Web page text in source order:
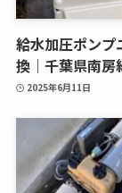
給水加圧ポンプ
換｜千葉県南房
2025年6月11日